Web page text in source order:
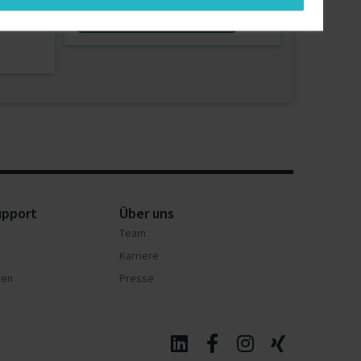
Über uns
Team
Karriere
Presse